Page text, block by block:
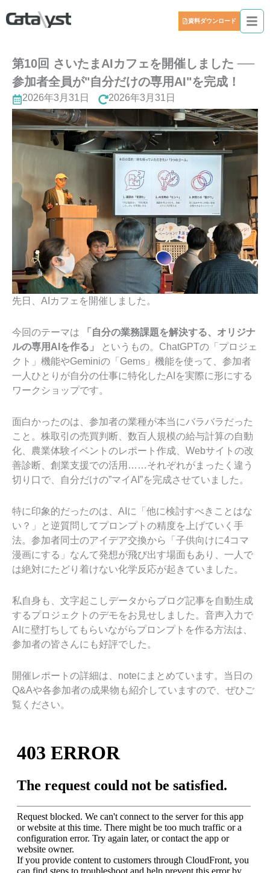
資料ダウンロード
第10回 さいたまAIカフェを開催しました ──
参加者全員が"自分だけの専用AI"を完成！
2026年3月31日 2026年3月31日
先日、AIカフェを開催しました。
今回のテーマは
「自分の業務課題を解決する、オリジナ
ルの専用AIを作る」
というもの。ChatGPTの「プロジェ
クト」機能やGeminiの「Gems」機能を使って、参加者
一人ひとりが自分の仕事に特化したAIを実際に形にする
ワークショップです。
面白かったのは、参加者の業種が本当にバラバラだった
こと。株取引の売買判断、数百人規模の給与計算の自動
化、農業体験イベントのレポート作成、Webサイトの改
善診断、創業支援での活用……それぞれがまったく違う
切り口で、自分だけの”マイAI”を完成させていました。
特に印象的だったのは、AIに「他に検討すべきことはな
い？」と逆質問してプロンプトの精度を上げていく手
法。参加者同士のアイデア交換から「子供向けに4コマ
漫画にする」なんて発想が飛び出す場面もあり、一人で
は絶対にたどり着けない化学反応が起きていました。
私自身も、文字起こしデータからブログ記事を自動生成
するプロジェクトのデモをお見せしました。音声入力で
AIに壁打ちしてもらいながらプロンプトを作る方法は、
参加者の皆さんにも好評でした。
開催レポートの詳細は、noteにまとめています。当日の
Q&Aや各参加者の成果物も紹介していますので、ぜひご
覧ください。